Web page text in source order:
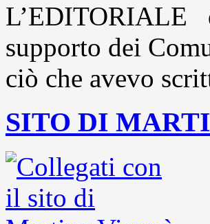
L’EDITORIALE
supporto dei
ciò che avevo
SITO DI